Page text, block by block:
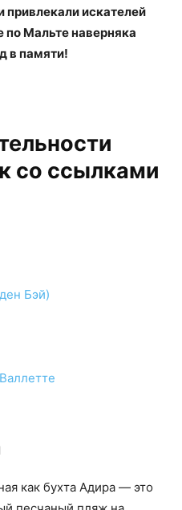
привлекали искателей
Мальте наверняка
в памяти!
со ссылками
Бэй)
как бухта Адира — это